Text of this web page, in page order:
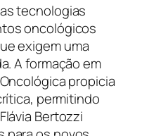
tecnologias
oncológicos
exigem uma
A formação em
propicia
permitindo
Bertozzi